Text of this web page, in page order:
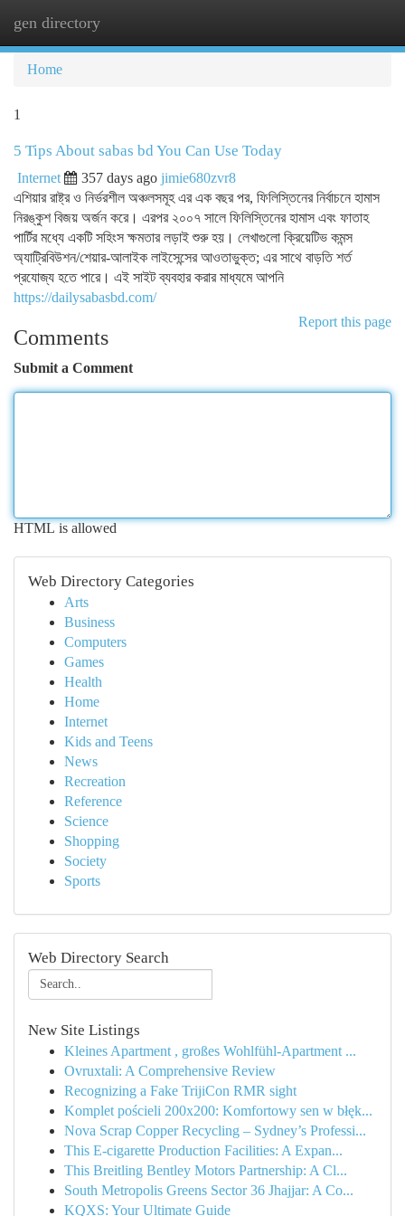
gen directory
Home
1
5 Tips About sabas bd You Can Use Today
Internet 357 days ago jimie680zvr8
এশিয়ার রাষ্ট্র ও নির্ভরশীল অঞ্চলসমূহ এর এক বছর পর, ফিলিস্তিনের নির্বাচনে হামাস
নিরঙ্কুশ বিজয় অর্জন করে। এরপর ২০০৭ সালে ফিলিস্তিনের হামাস এবং ফাতাহ
পার্টির মধ্যে একটি সহিংস ক্ষমতার লড়াই শুরু হয়। লেখাগুলো ক্রিয়েটিভ কমন্স
অ্যাট্রিবিউশন/শেয়ার-আলাইক লাইসেন্সের আওতাভুক্ত; এর সাথে বাড়তি শর্ত
প্রযোজ্য হতে পারে। এই সাইট ব্যবহার করার মাধ্যমে আপনি
https://dailysabasbd.com/
Report this page
Comments
Submit a Comment
HTML is allowed
Web Directory Categories
Arts
Business
Computers
Games
Health
Home
Internet
Kids and Teens
News
Recreation
Reference
Science
Shopping
Society
Sports
Web Directory Search
New Site Listings
Kleines Apartment , großes Wohlfühl-Apartment ...
Ovruxtali: A Comprehensive Review
Recognizing a Fake TrijiCon RMR sight
Komplet pościeli 200x200: Komfortowy sen w błęk...
Nova Scrap Copper Recycling – Sydney’s Professi...
This E-cigarette Production Facilities: A Expan...
This Breitling Bentley Motors Partnership: A Cl...
South Metropolis Greens Sector 36 Jhajjar: A Co...
KQXS: Your Ultimate Guide